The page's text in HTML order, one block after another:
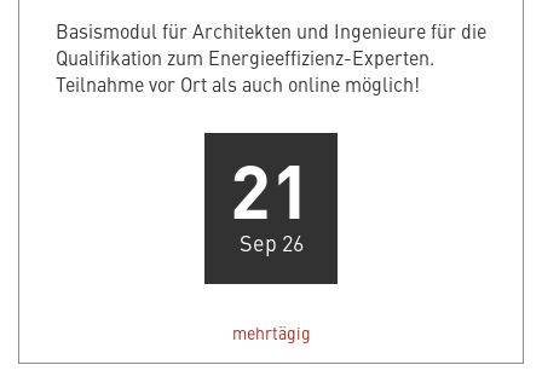
Basismodul für Architekten und Ingenieure für die
Qualifikation zum Energieeffizienz-Experten.
Teilnahme vor Ort als auch online möglich!
21
Sep 26
mehrtägig